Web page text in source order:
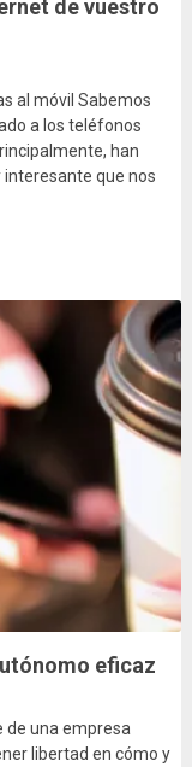
de vuestro
al móvil Sabemos
a los teléfonos
han
que nos
eficaz
de una empresa
libertad en cómo y